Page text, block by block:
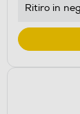
Ritiro in